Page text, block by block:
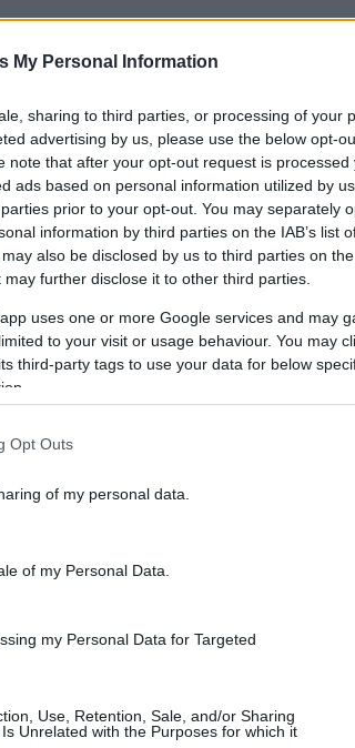
My Personal Information
sharing to third parties, or processing of your
advertising by us, please use the below opt-
note that after your opt-out request is processed
ads based on personal information utilized by
prior to your opt-out. You may separately
information by third parties on the IAB’s list
also be disclosed by us to third parties on the
may further disclose it to other third parties.
uses one or more Google services and may
to your visit or usage behaviour. You may
third-party tags to use your data for below
Opt Outs
of my personal data.
of my Personal Data.
my Personal Data for Targeted
Use, Retention, Sale, and/or Sharing
Unrelated with the Purposes for which it
35 anni, è una figura
dal pubblico, Eugenia ha
nel mondo della moda è stata
rivistaHello!ha rivelato che,
la sua immagine pubblica è
stilistiche.